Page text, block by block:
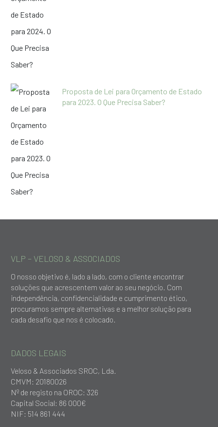
Proposta de Lei para Orçamento de Estado
para 2023. O Que Precisa Saber?
VLP – VELOSO & ASSOCIADOS
O nosso objetivo é, lado a lado, com o cliente encontrar
soluções que acrescentem valor ao seu negócio. Com
independência, confidencialidade e cumprimento ético,
procuramos sempre alternativas e a melhor solução para
cada desafio que nos é colocado.
DADOS LEGAIS
Veloso & Associados SROC, Lda.
CMVM: 20180026
Nº de registo na OROC: 326
Capital Social: 86 000€
NIF: 514 861 444